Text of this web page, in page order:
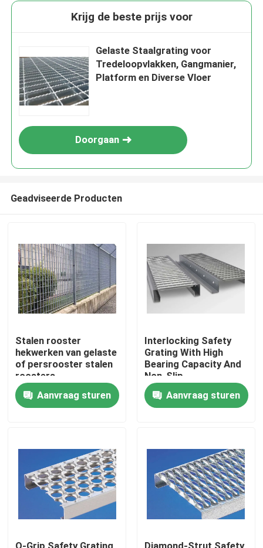
Huis
Producten
Over ons
Krijg de beste prijs voor
Gelaste Staalgrating voor
Tredeloopvlakken, Gangmanier,
Platform en Diverse Vloer
Doorgaan
Geadviseerde Producten
Stalen rooster
hekwerken van gelaste
of persrooster stalen
roosters
Aanvraag sturen
Interlocking Safety
Grating With High
Bearing Capacity And
Non-Slip
Aanvraag sturen